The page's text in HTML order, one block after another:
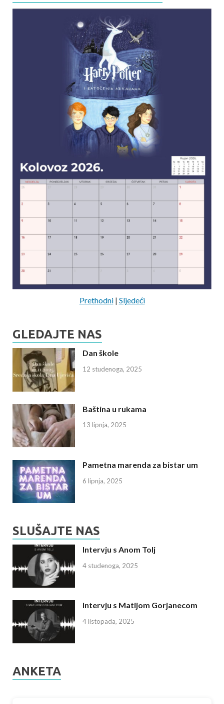
Prethodni| Sljedeći
GLEDAJTE NAS
Dan škole
12 studenoga, 2025
Baština u rukama
13 lipnja, 2025
Pametna marenda za bistar um
6 lipnja, 2025
SLUŠAJTE NAS
Intervju s Anom Tolj
4 studenoga, 2025
Intervju s Matijom Gorjanecom
4 listopada, 2025
ANKETA